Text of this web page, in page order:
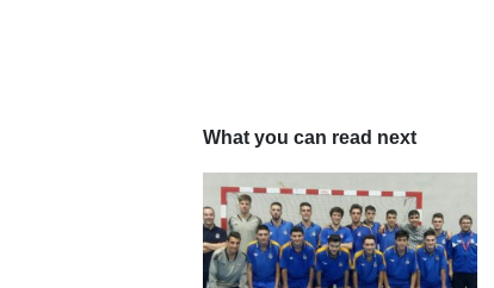
What you can read next